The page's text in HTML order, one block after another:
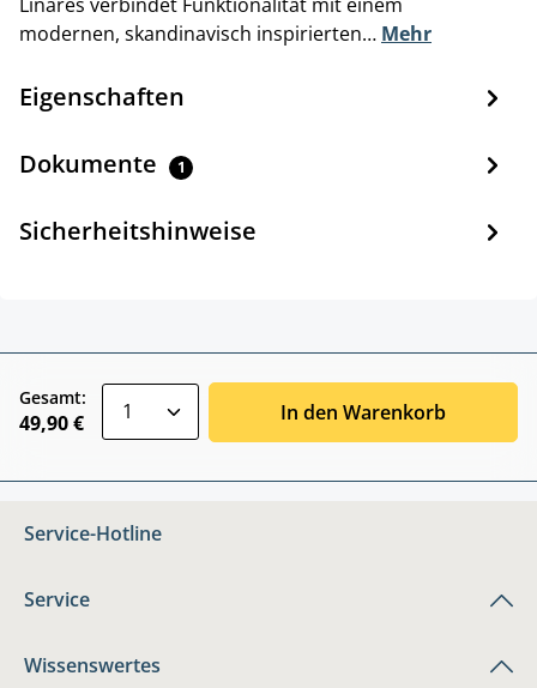
modernen, skandinavisch inspirierten… Mehr
Eigenschaften
Dokumente 1
Sicherheitshinweise
Gesamt:
49,90 € In den Warenkorb
Service-Hotline
Service
Wissenswertes